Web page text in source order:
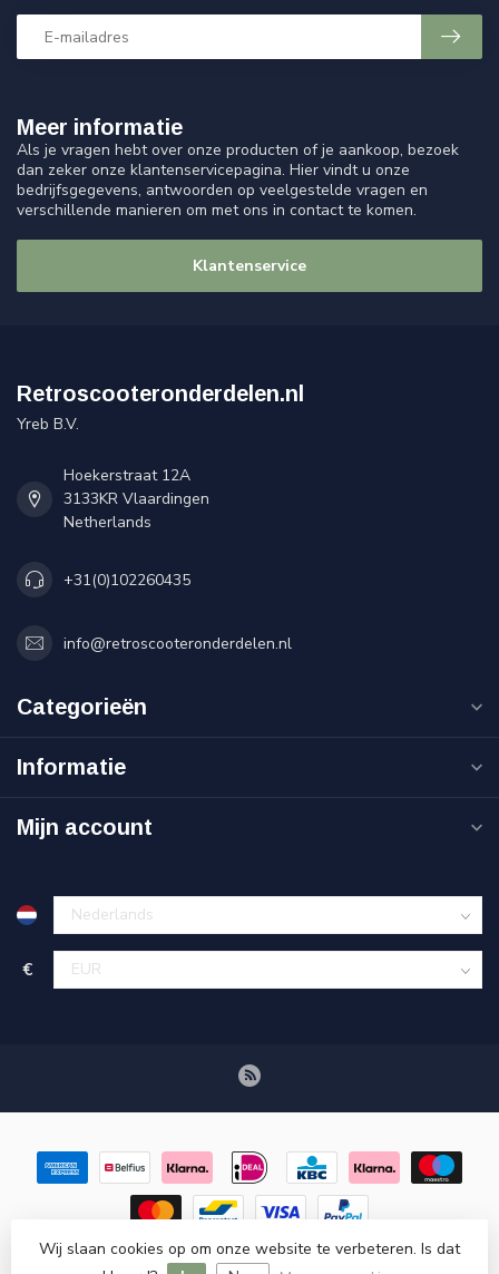
Meer informatie
Als je vragen hebt over onze producten of je aankoop, bezoek
dan zeker onze klantenservicepagina. Hier vindt u onze
bedrijfsgegevens, antwoorden op veelgestelde vragen en
verschillende manieren om met ons in contact te komen.
Klantenservice
Retroscooteronderdelen.nl
Yreb B.V.
Hoekerstraat 12A
3133KR Vlaardingen
Netherlands
+31(0)102260435
info@retroscooteronderdelen.nl
Categorieën
Informatie
Mijn account
€
© Copyright 2026 Retroscooteronderdelen.nl- Powered by
Wij slaan cookies op om onze website te verbeteren. Is dat